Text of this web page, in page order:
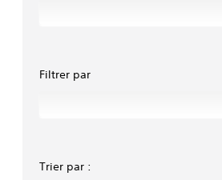
Filtrer par
Trier par :